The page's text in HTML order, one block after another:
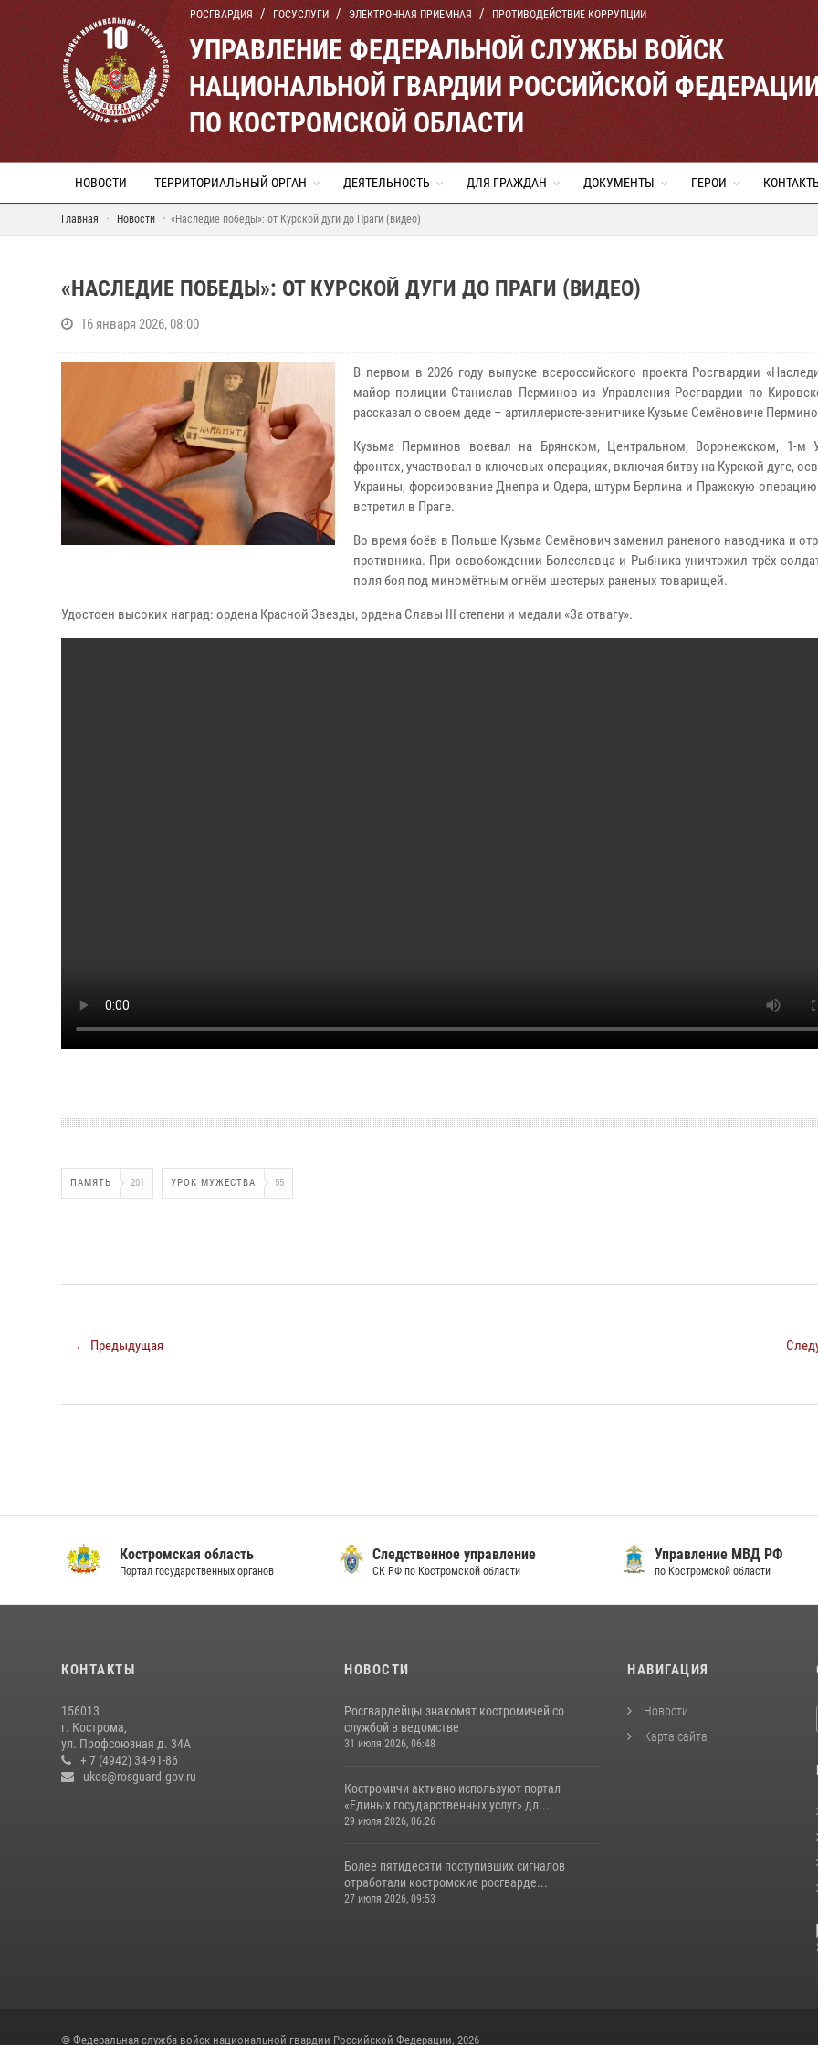
РОСГВАРДИЯ ГОСУСЛУГИ ЭЛЕКТРОННАЯ ПРИЕМНАЯ ПРОТИВОДЕЙСТВИЕ КОРРУПЦИИ
УПРАВЛЕНИЕ ФЕДЕРАЛЬНОЙ СЛУЖБЫ ВОЙСК
НАЦИОНАЛЬНОЙ ГВАРДИИ РОССИЙСКОЙ
ПО КОСТРОМСКОЙ ОБЛАСТИ
НОВОСТИ ТЕРРИТОРИАЛЬНЫЙ ОРГАН ДЕЯТЕЛЬНОСТЬ ДЛЯ ГРАЖДАН ДОКУМЕНТЫ ГЕРОИ
Главная Новости «Наследие победы»: от Курской дуги до Праги (видео)
«НАСЛЕДИЕ ПОБЕДЫ»: ОТ КУРСКОЙ ДУГИ ДО ПРАГИ (ВИДЕО)
16 января 2026, 08:00
В первом в 2026 году выпуске всероссийского проекта Росгвардии
майор полиции Станислав Перминов из Управления Росгвардии по
рассказал о своем деде – артиллеристе-зенитчике Кузьме Семёновиче
Кузьма Перминов воевал на Брянском, Центральном, Воронежском, 1-м
фронтах, участвовал в ключевых операциях, включая битву на Курской дуге,
Украины, форсирование Днепра и Одера, штурм Берлина и Пражскую
встретил в Праге.
Во время боёв в Польше Кузьма Семёнович заменил раненого наводчика и
противника. При освобождении Болеславца и Рыбника уничтожил трёх
поля боя под миномётным огнём шестерых раненых товарищей.
Удостоен высоких наград: ордена Красной Звезды, ордена Славы III степени и медали «За отвагу».
ПАМЯТЬ 201 УРОК МУЖЕСТВА 55
← Предыдущая
Костромская область
Портал государственных органов
Следственное управление
СК РФ по Костромской области
Управление МВД РФ
по Костромской области
КОНТАКТЫ
156013
г. Кострома,
ул. Профсоюзная д. 34А
+ 7 (4942) 34-91-86
ukos@rosguard.gov.ru
НОВОСТИ
Росгвардейцы знакомят костромичей со
службой в ведомстве
31 июля 2026, 06:48
Костромичи активно используют портал
«Единых государственных услуг» дл...
29 июля 2026, 06:26
Более пятидесяти поступивших сигналов
отработали костромские росгварде...
27 июля 2026, 09:53
НАВИГАЦИЯ
Новости
Карта сайта
© Федеральная служба войск национальной гвардии Российской Федерации, 2026